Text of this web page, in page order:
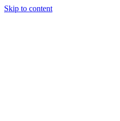
Skip to content